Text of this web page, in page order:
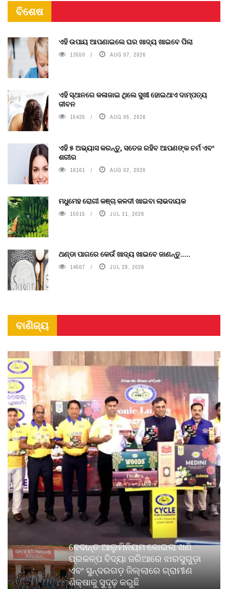
ବିଶେଷ
ଏହି ଉପାୟ ଆପଣାଇଲେ ଘର ଖାଦ୍ୟ ଖାଇବେ ପିଲା
13550 AUG 07, 2026
ଏହି ସ୍ଥାନରେ କଳାଜାଇ ଥିଲେ ସୁଖୀ ହୋଇଥାଏ ଦାମ୍ପତ୍ୟ
ଜୀବନ
15435 AUG 05, 2026
ଏହି ୫ ଅଭ୍ୟାସ କରନ୍ତୁ, ସତେଜ ରହିବ ଆପଣଙ୍କ ଚର୍ମ ଏବଂ
ଶରୀର
16161 AUG 02, 2026
ମଧୁମେହ ରୋଗୀ କଞ୍ଚା କଳଦୀ ଖାଇବା ଲାଭଦାୟକ
15015 JUL 31, 2026
ଥଣ୍ଡା ପାଗରେ କେଉଁ ଖାଦ୍ୟ ଖାଇବେ ଜାଣନ୍ତୁ.....
14507 JUL 28, 2026
ବାଣିଜ୍ୟ
ବେଦାନ୍ତ ଆଲୁମିନିୟମ କୋଇଲା ଖଣି
ପ୍ରକଳ୍ପ ବିଦ୍ୟା ଜରିଆରେ ଝାରସୁଗୁଡ଼ା
ଏବଂ ସୁନ୍ଦରଗଡ଼ ଜିଲ୍ଲାରେ ଗ୍ରାମୀଣ
ଶିକ୍ଷାକୁ ସୁଦୃଢ଼ କରୁଛି